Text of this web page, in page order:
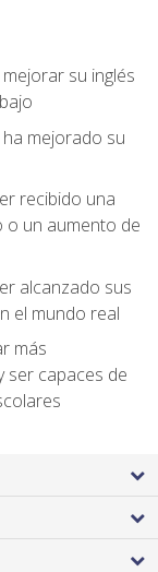
su inglés
mejorado su
recibido una
o un aumento de
alcanzado sus
el mundo real
más
ser capaces de